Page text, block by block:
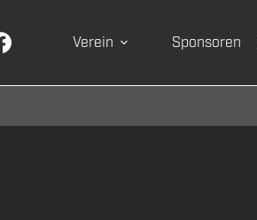
Verein Sponsoren